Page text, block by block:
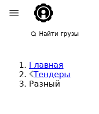
Найти грузы
Главная
Тендеры
Разный